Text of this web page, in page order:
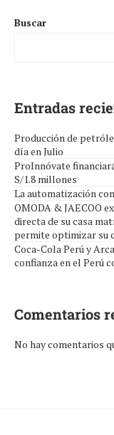
Buscar
Entradas
Producción de
día en Julio
ProInnóvate
S/1.8 millones
La automatización
OMODA & JAECOO
directa de su casa
permite optimizar su
Coca-Cola Perú y
confianza en el Perú
Comentarios
No hay comentarios